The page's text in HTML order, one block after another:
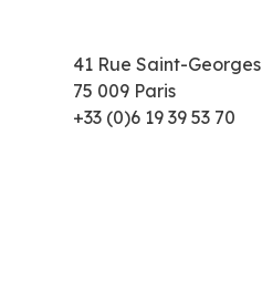
41 Rue Saint-Georges
75 009 Paris
+33 (0)6 19 39 53 70